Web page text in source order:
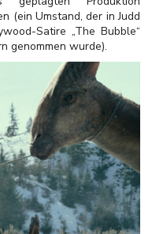
(ein Umstand, der in Judd
Satire „The Bubble“
genommen wurde).